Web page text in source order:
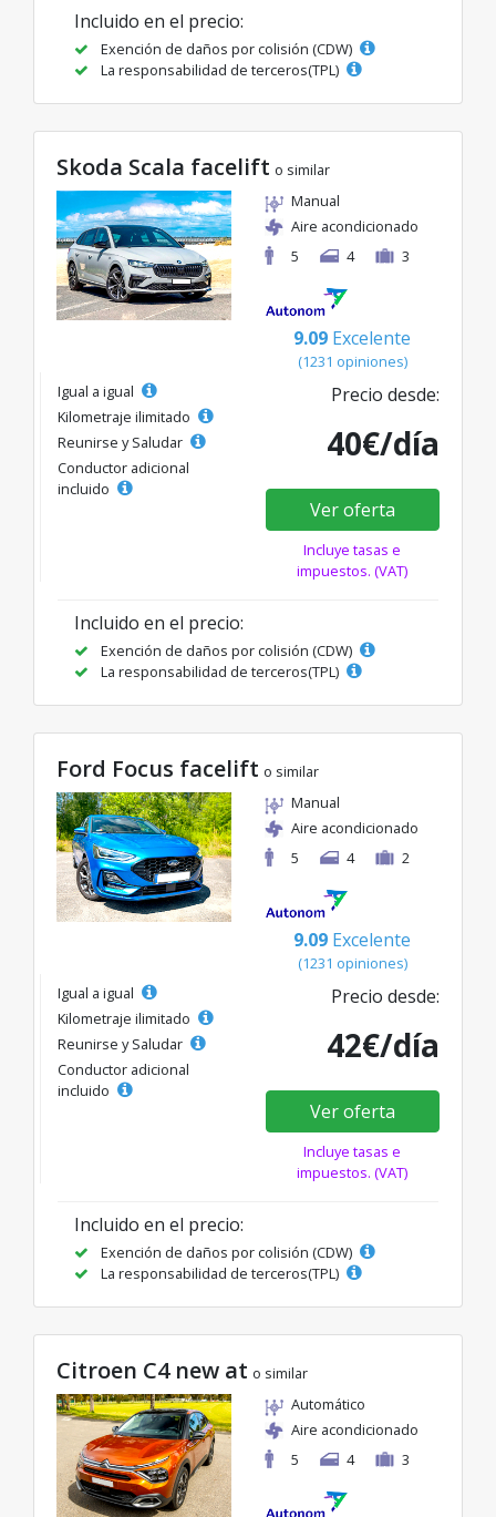
Incluido en el precio:
Exención de daños por colisión (CDW)
La responsabilidad de terceros(TPL)
Skoda Scala facelift o similar
Manual
Aire acondicionado
5
4 3
9.09 Excelente
(1231 opiniones)
Igual a igual
Kilometraje ilimitado
Reunirse y Saludar
Conductor adicional
incluido
Precio desde:
40€/día
Ver oferta
Incluye tasas e
impuestos. (VAT)
Incluido en el precio:
Exención de daños por colisión (CDW)
La responsabilidad de terceros(TPL)
Ford Focus facelift o similar
Manual
Aire acondicionado
5
4 2
9.09 Excelente
(1231 opiniones)
Igual a igual
Kilometraje ilimitado
Reunirse y Saludar
Conductor adicional
incluido
Precio desde:
42€/día
Ver oferta
Incluye tasas e
impuestos. (VAT)
Incluido en el precio:
Exención de daños por colisión (CDW)
La responsabilidad de terceros(TPL)
Citroen C4 new at o similar
Automático
Aire acondicionado
5
4 3